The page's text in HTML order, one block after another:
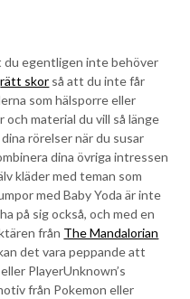
du egentligen inte behöver
rätt skor så att du inte får
som hälsporre eller
och material du vill så länge
rörelser när du susar
dina övriga intressen
kläder med teman som
med Baby Yoda är inte
på sig också, och med en
från The Mandalorian
det vara peppande att
PlayerUnknown’s
från Pokemon eller